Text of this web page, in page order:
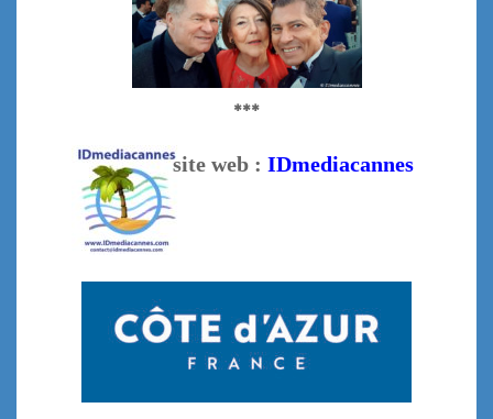
***
site web : IDmediacannes